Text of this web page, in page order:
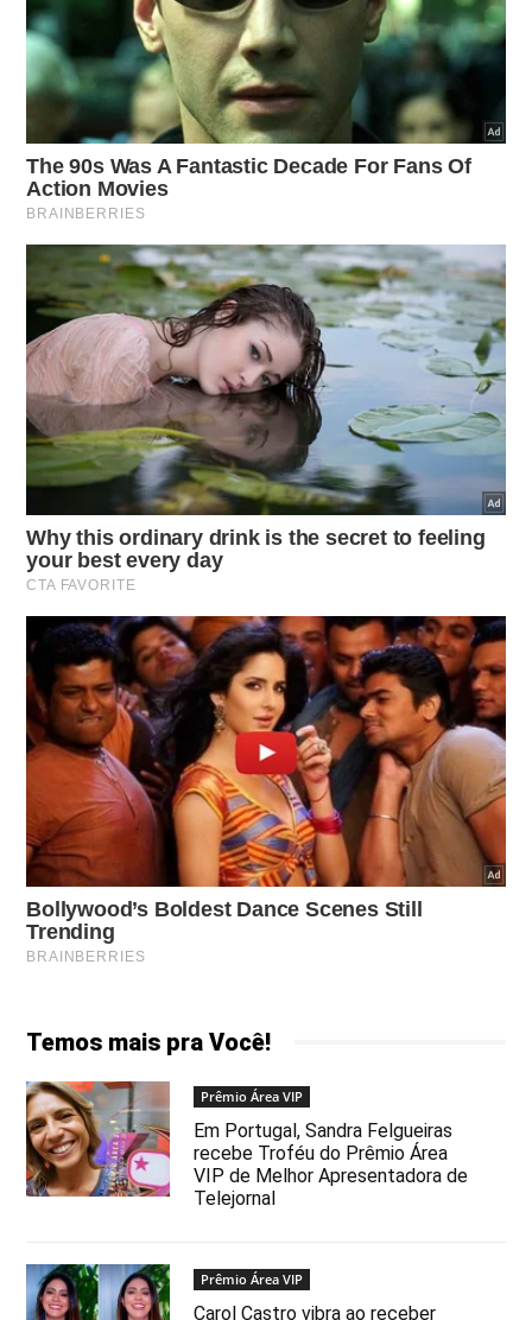
Temos mais pra Você!
Prêmio Área VIP
Em Portugal, Sandra Felgueiras
recebe Troféu do Prêmio Área
VIP de Melhor Apresentadora de
Telejornal
Prêmio Área VIP
Carol Castro vibra ao receber